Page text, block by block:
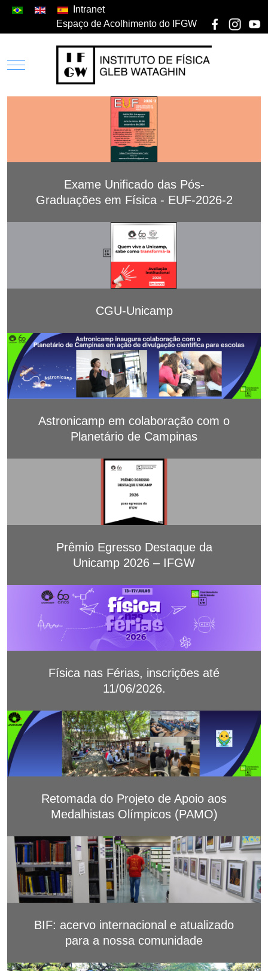
Intranet
Espaço de Acolhimento do IFGW
Exame Unificado das Pós-
Graduações em Física - EUF-2026-2
CGU-Unicamp
Astronicamp em colaboração com o
Planetário de Campinas
Prêmio Egresso Destaque da
Unicamp 2026 – IFGW
Física nas Férias, inscrições até
11/06/2026.
Retomada do Projeto de Apoio aos
Medalhistas Olímpicos (PAMO)
BIF: acervo internacional e atualizado
para a nossa comunidade